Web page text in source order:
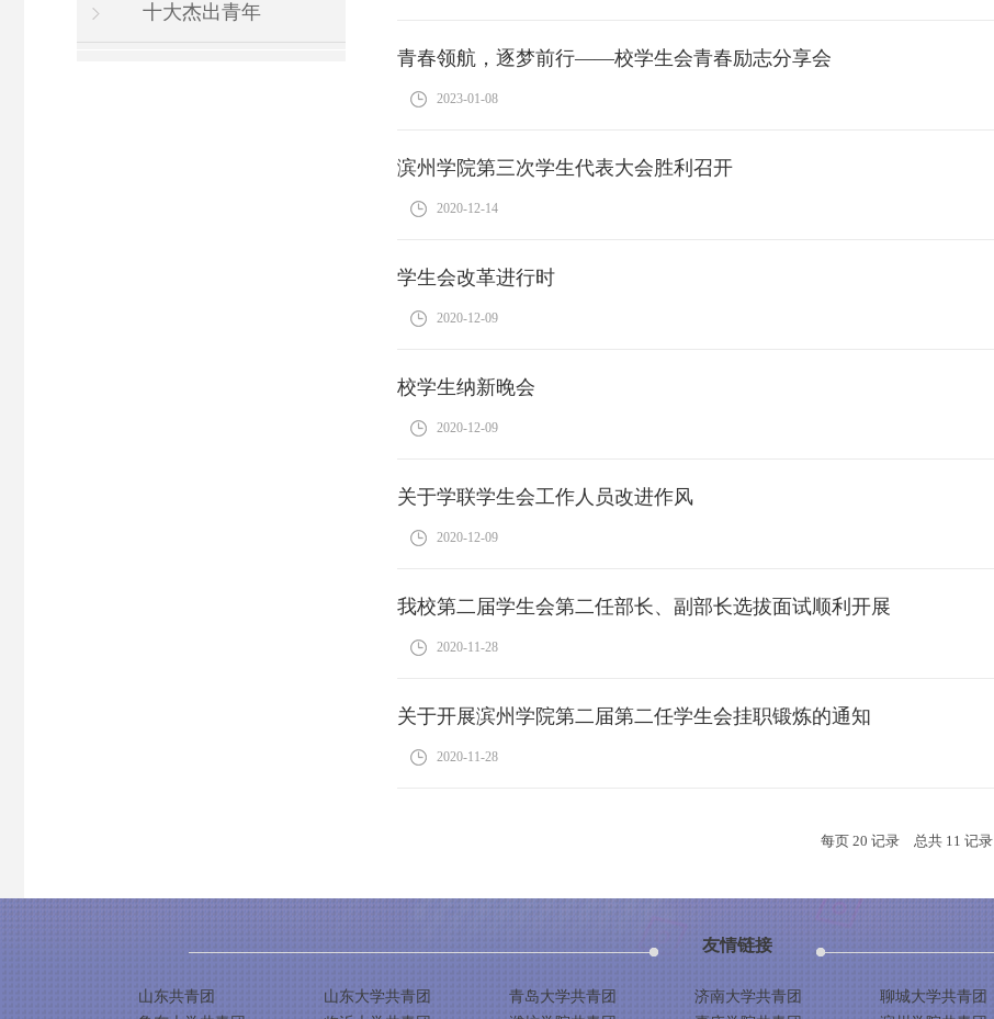
十大杰出青年
青春领航，逐梦前行——校学生会青春励志分享会
2023-01-08
滨州学院第三次学生代表大会胜利召开
2020-12-14
学生会改革进行时
2020-12-09
校学生纳新晚会
2020-12-09
关于学联学生会工作人员改进作风
2020-12-09
我校第二届学生会第二任部长、副部长选拔面试顺利开展
2020-11-28
关于开展滨州学院第二届第二任学生会挂职锻炼的通知
2020-11-28
每页 20 记录 总共 11 记录
友情链接
山东共青团 山东大学共青团 青岛大学共青团 济南大学共青团 聊城大学共青团